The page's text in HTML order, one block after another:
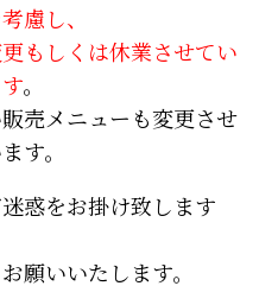
慮し、
もしくは休業させてい
。
売メニューも変更させ
す。
惑をお掛け致します
願いいたします。